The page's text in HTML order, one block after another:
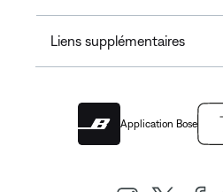
Liens supplémentaires
Application Bose